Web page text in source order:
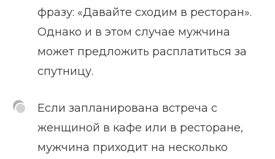
фразу: «Давайте сходим в ресторан».
Однако и в этом случае мужчина
может предложить расплатиться за
спутницу.
Если запланирована встреча с
женщиной в кафе или в ресторане,
мужчина приходит на несколько